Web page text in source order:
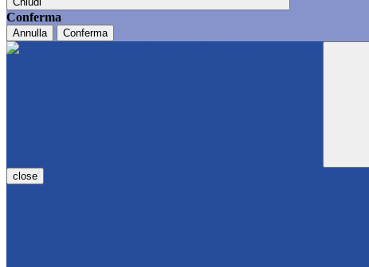
Conferma
Annulla Conferma
close